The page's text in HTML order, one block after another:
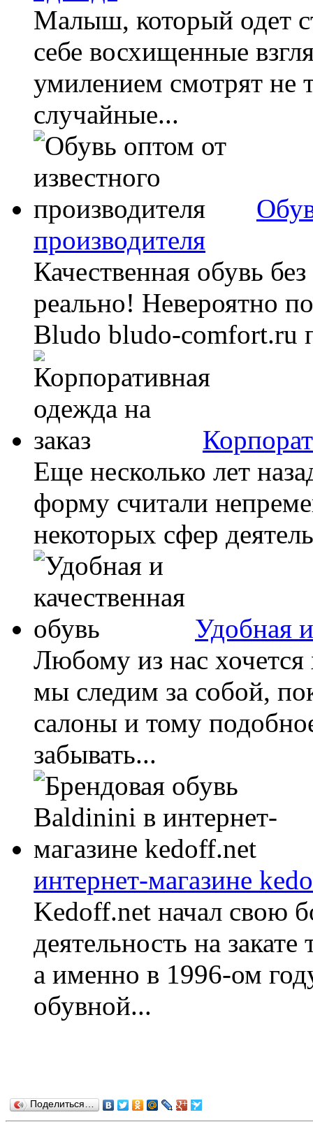
Малыш, который одет
себе восхищенные
умилением смотрят не
случайные...
производителя
Качественная обувь
реально! Невероятно
Bludo bludo-comfort.ru
Еще несколько лет
форму считали
некоторых сфер
Удобная
Любому из нас
мы следим за собой,
салоны и тому
забывать...
интернет-магазине
Kedoff.net начал свою
деятельность на
а именно в 1996-ом
обувной...
Поделиться…